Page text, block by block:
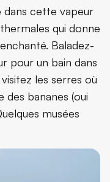
dans cette vapeur
qui donne
Baladez-
pour un bain dans
les serres où
bananes (oui
musées